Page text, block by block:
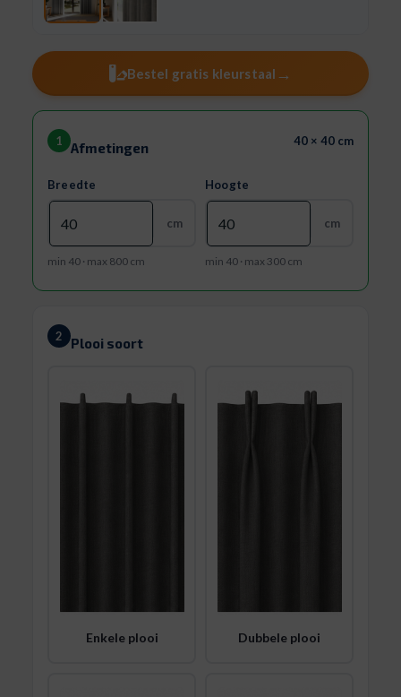
Bestel gratis kleurstaal →
1 Afmetingen 40 × 40 cm
Breedte
cm
min 40 · max 800 cm
Hoogte
cm
min 40 · max 300 cm
2 Plooi soort
Enkele plooi Dubbele plooi